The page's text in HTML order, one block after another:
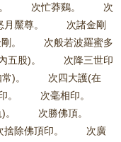
。 次忙莽鷄。 次
黶尊。 次諸金剛
。 次般若波羅蜜多
五股)。 次降三世印
常)。 次四大護(在
印。 次毫相印。
軌)。 次勝佛頂。
除佛頂印。 次廣